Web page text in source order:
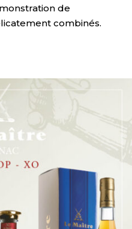
de
combinés.